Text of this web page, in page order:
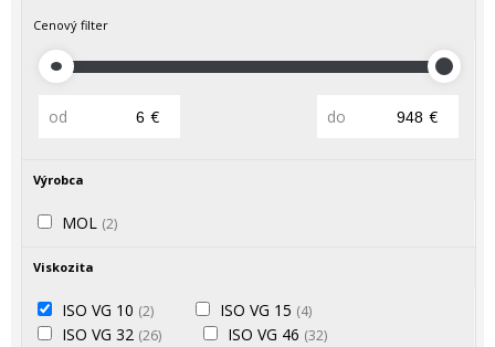
Cenový filter
od € do €
Výrobca
MOL (2)
Viskozita
ISO VG 10 (2) ISO VG 15 (4)
ISO VG 32 (26) ISO VG 46 (32)